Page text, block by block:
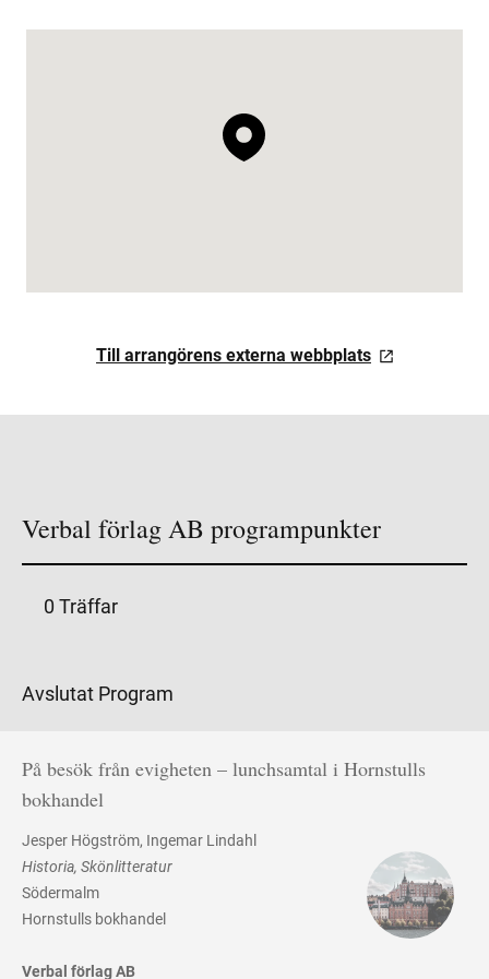
Till arrangörens externa webbplats
Verbal förlag AB programpunkter
0 Träffar
Avslutat Program
På besök från evigheten – lunchsamtal i Hornstulls
bokhandel
Jesper Högström Ingemar Lindahl
Historia Skönlitteratur
Södermalm
Hornstulls bokhandel
Verbal förlag AB